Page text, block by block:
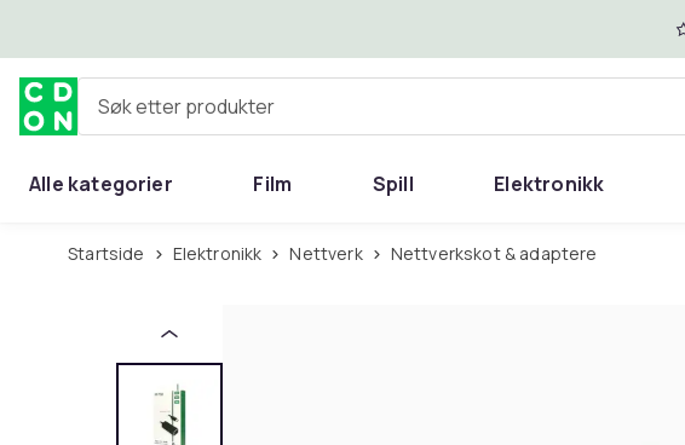
Søk etter produkter
Alle kategorier Film Spill Elektronikk
Startside Elektronikk Nettverk Nettverkskot & adaptere